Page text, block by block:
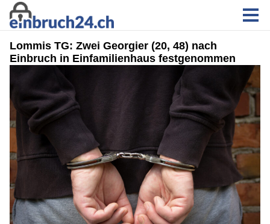
Lommis TG: Zwei Georgier (20, 48) nach
Einbruch in Einfamilienhaus festgenommen